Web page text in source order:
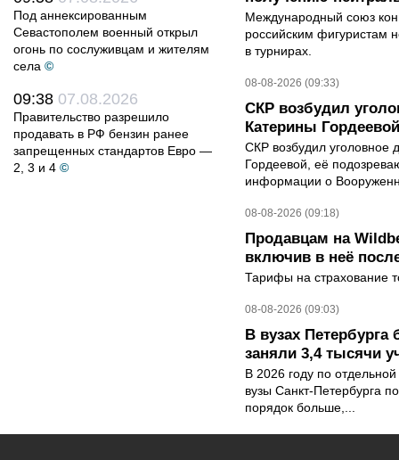
Под аннексированным
Севастополем военный открыл
огонь по сослуживцам и жителям
села ©
09:38 07.08.2026
Правительство разрешило
продавать в РФ бензин ранее
запрещенных стандартов Евро —
2, 3 и 4 ©
Международный союз
российским фигуристам
в турнирах.
08-08-2026 (09:33)
СКР возбудил
Катерины Гордеевой
СКР возбудил уголовное
Гордеевой, её
информации о
08-08-2026 (09:18)
Продавцам на
включив в неё
Тарифы на страхование
08-08-2026 (09:03)
В вузах
заняли 3,4 тысячи
В 2026 году по
вузы Санкт-Петербурга
порядок больше,...